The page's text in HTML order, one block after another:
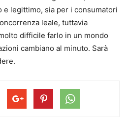
e legittimo, sia per i consumatori
leale, tuttavia
difficile farlo in un mondo
cambiano al minuto. Sarà